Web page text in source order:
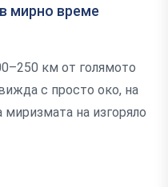
мирно време
км от голямото
с просто око, на
на изгоряло